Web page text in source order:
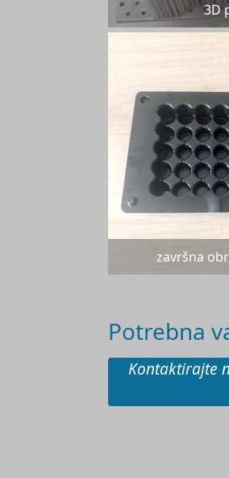
3D
završna
Potrebna
Kontaktirajte